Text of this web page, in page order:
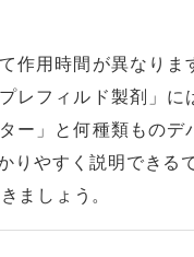
作用時間が異なり
レフィルド製剤」に
ー」と何種類ものデ
りやすく説明できる
ましょう。